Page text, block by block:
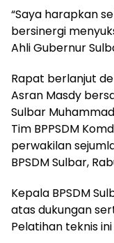
“Saya harapkan
bersinergi
Ahli Gubernur
Rapat berlanjut
Asran Masdy
Sulbar
Tim BPPSDM
perwakilan
BPSDM Sulbar,
Kepala BPSDM
atas dukungan
Pelatihan teknis